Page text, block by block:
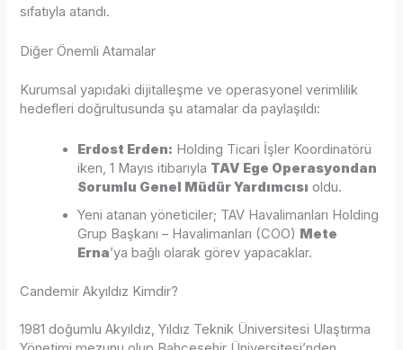
sıfatıyla atandı.
Diğer Önemli Atamalar
Kurumsal yapıdaki dijitalleşme ve operasyonel verimlilik
hedefleri doğrultusunda şu atamalar da paylaşıldı:
Erdost Erden: Holding Ticari İşler Koordinatörü
iken, 1 Mayıs itibarıyla TAV Ege Operasyondan
Sorumlu Genel Müdür Yardımcısı oldu.
Yeni atanan yöneticiler; TAV Havalimanları Holding
Grup Başkanı – Havalimanları (COO) Mete
Erna’ya bağlı olarak görev yapacaklar.
Candemir Akyıldız Kimdir?
1981 doğumlu Akyıldız, Yıldız Teknik Üniversitesi Ulaştırma